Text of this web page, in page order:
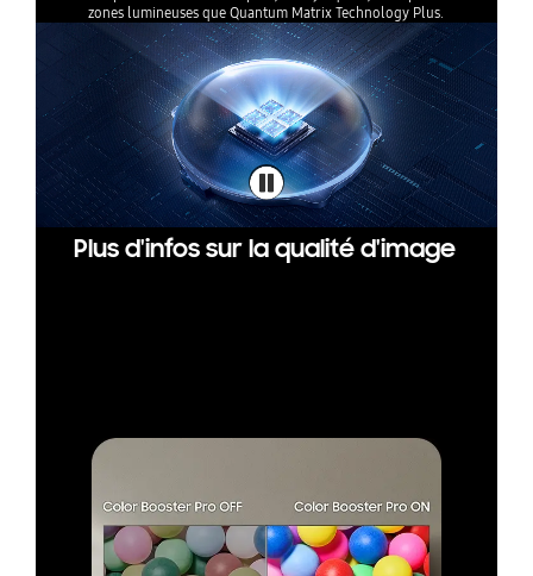
zones lumineuses que Quantum Matrix Technology Plus.
Plus d'infos sur la qualité d'image